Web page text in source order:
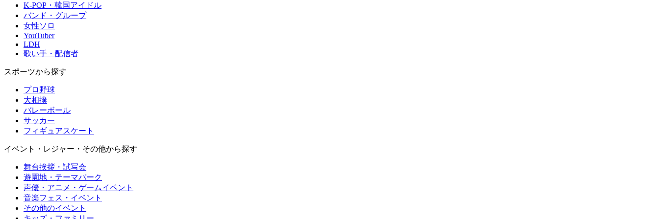
K-POP・韓国アイドル
バンド・グループ
女性ソロ
YouTuber
LDH
歌い手・配信者
スポーツから探す
プロ野球
大相撲
バレーボール
サッカー
フィギュアスケート
イベント・レジャー・その他から探す
舞台挨拶・試写会
遊園地・テーマパーク
声優・アニメ・ゲームイベント
音楽フェス・イベント
その他のイベント